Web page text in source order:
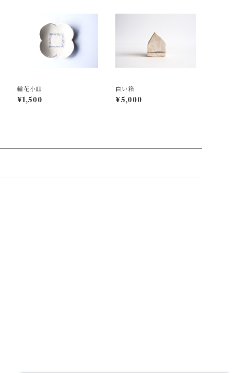
輪花小皿
¥1,500
白い箱
¥5,000